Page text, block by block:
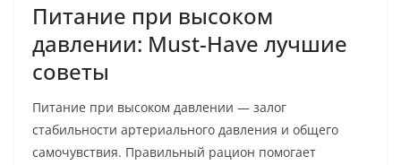
Питание при высоком
давлении: Must-Have лучшие
советы
Питание при высоком давлении — залог
стабильности артериального давления и общего
самочувствия. Правильный рацион помогает